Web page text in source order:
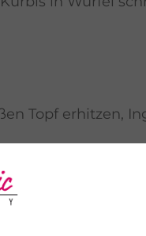
Topf erhitzen,
Mit